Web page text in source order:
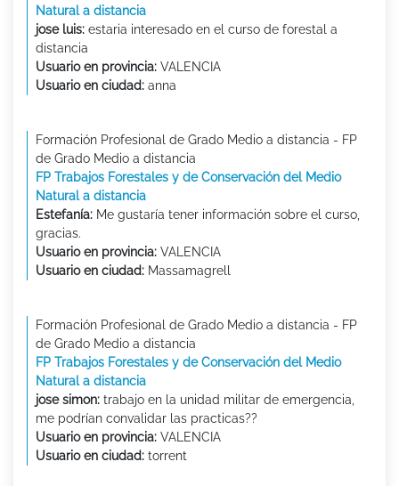
Natural a distancia
jose luis: estaria interesado en el curso de forestal a
distancia
Usuario en provincia: VALENCIA
Usuario en ciudad: anna
Formación Profesional de Grado Medio a distancia - FP
de Grado Medio a distancia
FP Trabajos Forestales y de Conservación del Medio
Natural a distancia
Estefanía: Me gustaría tener información sobre el curso,
gracias.
Usuario en provincia: VALENCIA
Usuario en ciudad: Massamagrell
Formación Profesional de Grado Medio a distancia - FP
de Grado Medio a distancia
FP Trabajos Forestales y de Conservación del Medio
Natural a distancia
jose simon: trabajo en la unidad militar de emergencia,
me podrían convalidar las practicas??
Usuario en provincia: VALENCIA
Usuario en ciudad: torrent